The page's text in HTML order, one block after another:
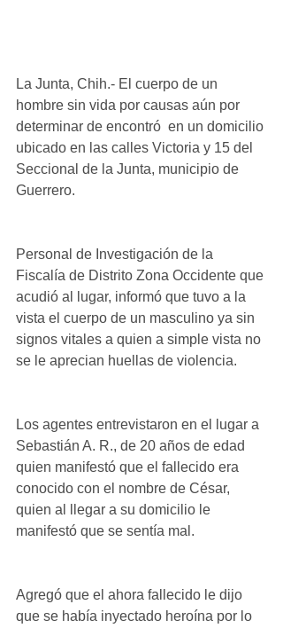
La Junta, Chih.- El cuerpo de un
hombre sin vida por causas aún por
determinar de encontró  en un domicilio
ubicado en las calles Victoria y 15 del
Seccional de la Junta, municipio de
Guerrero.
Personal de Investigación de la
Fiscalía de Distrito Zona Occidente que
acudió al lugar, informó que tuvo a la
vista el cuerpo de un masculino ya sin
signos vitales a quien a simple vista no
se le aprecian huellas de violencia.
Los agentes entrevistaron en el lugar a
Sebastián A. R., de 20 años de edad
quien manifestó que el fallecido era
conocido con el nombre de César,
quien al llegar a su domicilio le
manifestó que se sentía mal.
Agregó que el ahora fallecido le dijo
que se había inyectado heroína por lo